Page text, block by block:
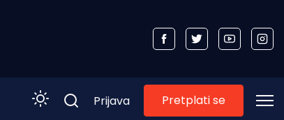
Prijava Pretplati se